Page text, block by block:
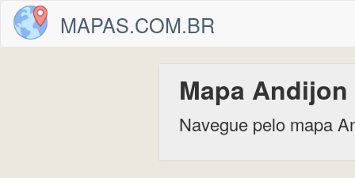
MAPAS.COM.BR
Mapa Andijon
Navegue pelo mapa